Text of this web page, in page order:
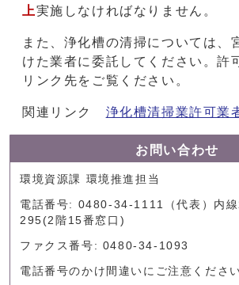
上実施しなければなりません。
また、浄化槽の清掃については、
けた業者に委託してください。許
リンク先をご覧ください。
関連リンク 浄化槽清掃業許可業
お問い合わせ
環境資源課 環境推進担当
電話番号: 0480-34-1111（代表）内線
295(2階15番窓口)
ファクス番号: 0480-34-1093
電話番号のかけ間違いにご注意ください